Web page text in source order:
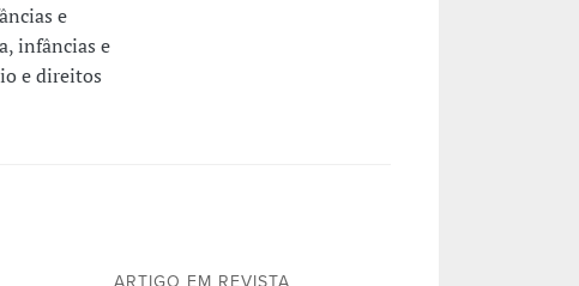
e
infâncias e
e direitos
ARTIGO EM REVISTA